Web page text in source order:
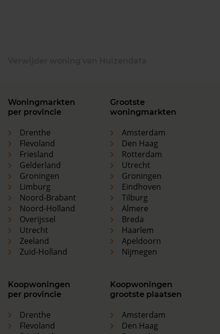
Woningmarkten
per provincie
Drenthe
Flevoland
Friesland
Gelderland
Groningen
Limburg
Noord-Brabant
Noord-Holland
Overijssel
Utrecht
Zeeland
Zuid-Holland
Grootste
woningmarkten
Amsterdam
Den Haag
Rotterdam
Utrecht
Groningen
Eindhoven
Tilburg
Almere
Breda
Haarlem
Apeldoorn
Nijmegen
Koopwoningen
per provincie
Drenthe
Flevoland
Koopwoningen
grootste plaatsen
Amsterdam
Den Haag